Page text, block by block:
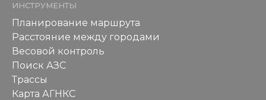
ИНСТРУМЕНТЫ
Планирование маршрута
Расстояние между городами
Весовой контроль
Поиск АЗС
Трассы
Карта АГНКС